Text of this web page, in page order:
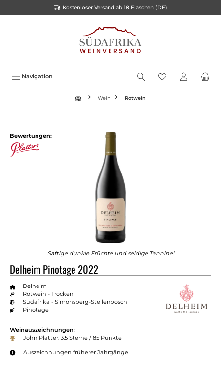
Kostenloser Versand ab 18 Flaschen (DE)
Navigation
Wein Rotwein
Bewertungen:
Saftige dunkle Früchte und seidige Tannine!
Delheim Pinotage 2022
Delheim
Rotwein - Trocken
Südafrika - Simonsberg-Stellenbosch
Pinotage
Weinauszeichnungen:
John Platter: 3.5 Sterne / 85 Punkte
Auszeichnungen früherer Jahrgänge